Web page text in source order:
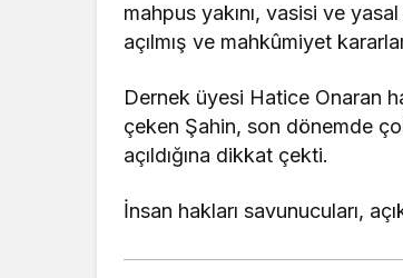
mahpus yakını, vasisi ve
açılmış ve mahkûmiyet
Dernek üyesi Hatice Onaran
çeken Şahin, son dönemde
açıldığına dikkat çekti.
İnsan hakları savunucuları,